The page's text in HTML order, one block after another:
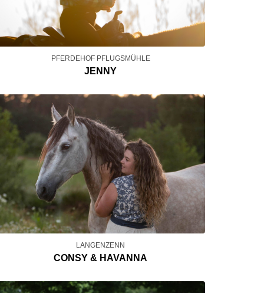
PFERDEHOF PFLUGSMÜHLE
JENNY
LANGENZENN
CONSY & HAVANNA